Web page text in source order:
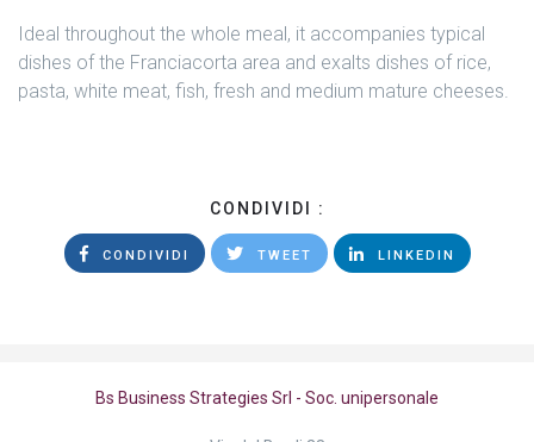
Ideal throughout the whole meal, it accompanies typical
dishes of the Franciacorta area and exalts dishes of rice,
pasta, white meat, fish, fresh and medium mature cheeses.
CONDIVIDI :
CONDIVIDI TWEET LINKEDIN
Bs Business Strategies Srl - Soc. unipersonale